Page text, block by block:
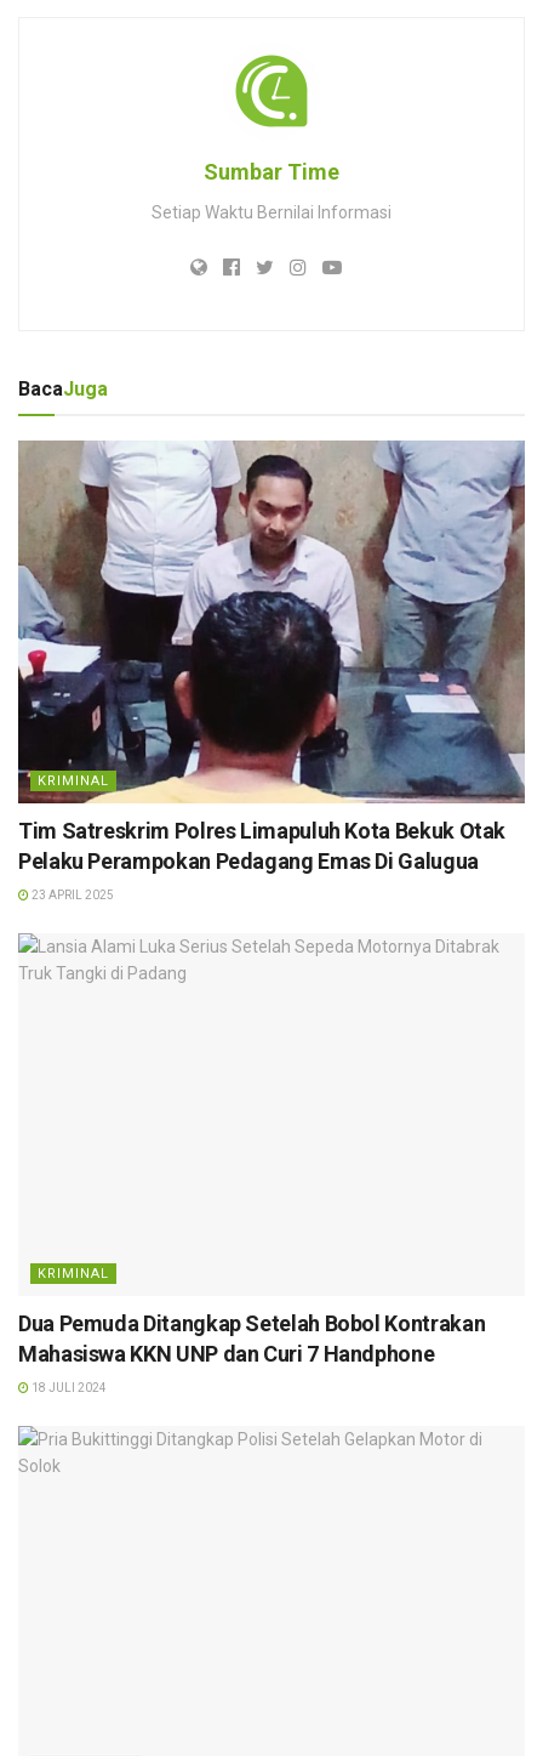
Sumbar Time
Setiap Waktu Bernilai Informasi
BacaJuga
KRIMINAL
Tim Satreskrim Polres Limapuluh Kota Bekuk Otak
Pelaku Perampokan Pedagang Emas Di Galugua
23 APRIL 2025
KRIMINAL
Dua Pemuda Ditangkap Setelah Bobol Kontrakan
Mahasiswa KKN UNP dan Curi 7 Handphone
18 JULI 2024